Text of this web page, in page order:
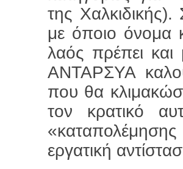
της
με όποιο όνομα
λαός πρέπει και
ΑΝΤΑΡΣΥΑ
που θα
τον κρατικό
«καταπολέμησης
εργατική